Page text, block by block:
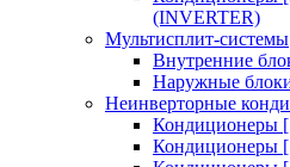
(INVERTER)
Мультисплит-системы
Внутренние
Наружные
Неинверторные
Кондиционеры
Кондиционеры